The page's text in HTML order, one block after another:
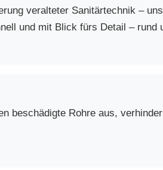
veralteter Sanitärtechnik –
und mit Blick fürs Detail – rund
beschädigte Rohre aus,